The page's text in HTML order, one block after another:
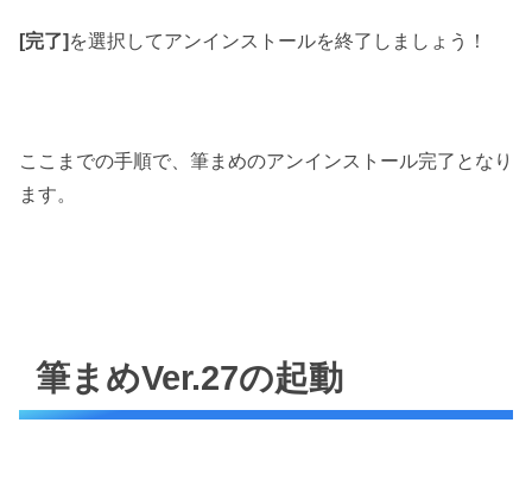
[完了] を選択してアンインストールを終了しましょう！
ここまでの手順で、筆まめのアンインストール完了となり
ます。
筆まめVer.27の起動